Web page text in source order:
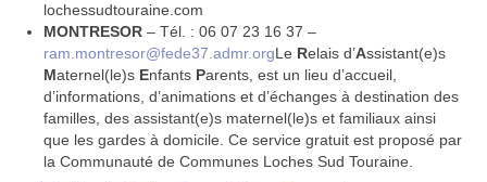
lochessudtouraine.com
MONTRESOR – Tél. : 06 07 23 16 37 –
ram.montresor@fede37.admr.orgLe Relais d’Assistant(e)s
Maternel(le)s Enfants Parents, est un lieu d’accueil,
d’informations, d’animations et d’échanges à destination des
familles, des assistant(e)s maternel(le)s et familiaux ainsi
que les gardes à domicile. Ce service gratuit est proposé par
la Communauté de Communes Loches Sud Touraine.